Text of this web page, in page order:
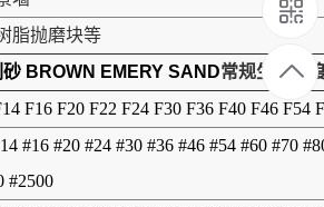
脂抛磨块等
BROWN EMERY SAND常规生产粒
F16 F20 F22 F24 F30 F36 F40 F46 F54
#16 #20 #24 #30 #36 #46 #54 #60 #70
#2500